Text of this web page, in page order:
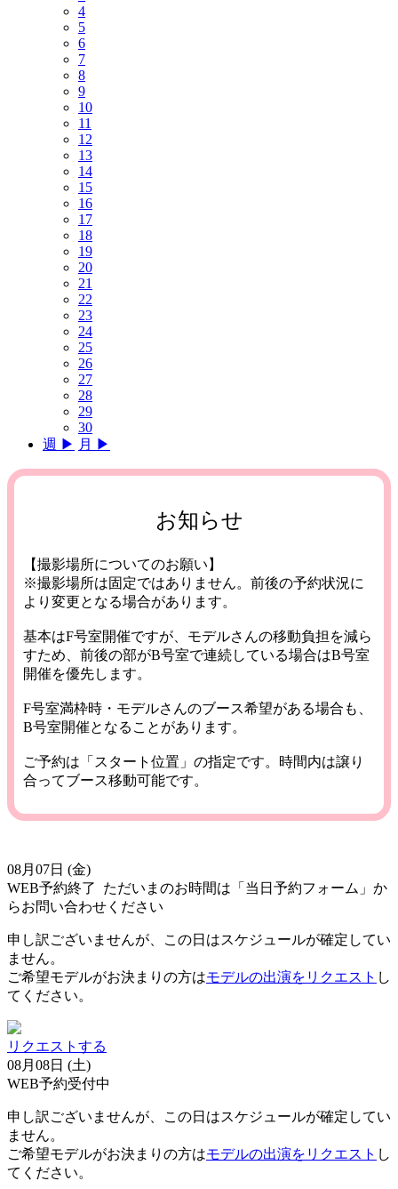
4
5
6
7
8
9
10
11
12
13
14
15
16
17
18
19
20
21
22
23
24
25
26
27
28
29
30
週 ▶︎ 月 ▶︎
お知らせ
【撮影場所についてのお願い】
※撮影場所は固定ではありません。前後の予約状況に
より変更となる場合があります。
基本はF号室開催ですが、モデルさんの移動負担を減ら
すため、前後の部がB号室で連続している場合はB号室
開催を優先します。
F号室満枠時・モデルさんのブース希望がある場合も、
B号室開催となることがあります。
ご予約は「スタート位置」の指定です。時間内は譲り
合ってブース移動可能です。
08月07日 (金)
WEB予約終了
ただいまのお時間は「当日予約フォーム」か
らお問い合わせください
申し訳ございませんが、この日はスケジュールが確定してい
ません。
ご希望モデルがお決まりの方はモデルの出演をリクエスト し
てください。
リクエストする
08月08日 (土)
WEB予約受付中
申し訳ございませんが、この日はスケジュールが確定してい
ません。
ご希望モデルがお決まりの方はモデルの出演をリクエスト し
てください。